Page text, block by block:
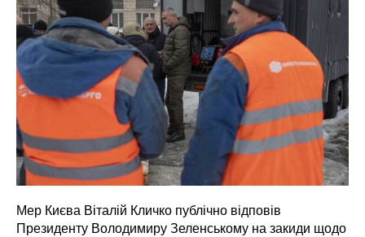
Мер Києва Віталій Кличко публічно відповів
Президенту Володимиру Зеленському на закиди щодо